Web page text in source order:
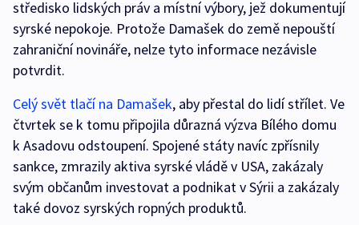
středisko lidských práv a místní výbory, jež dokumentují
syrské nepokoje. Protože Damašek do země nepouští
zahraniční novináře, nelze tyto informace nezávisle
potvrdit.
Celý svět tlačí na Damašek, aby přestal do lidí střílet. Ve
čtvrtek se k tomu připojila důrazná výzva Bílého domu
k Asadovu odstoupení. Spojené státy navíc zpřísnily
sankce, zmrazily aktiva syrské vládě v USA, zakázaly
svým občanům investovat a podnikat v Sýrii a zakázaly
také dovoz syrských ropných produktů.